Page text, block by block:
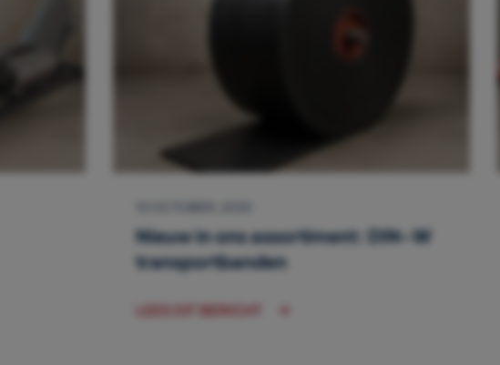
Nieuw in ons assortiment: DIN-W
transportbanden
LEES DIT BERICHT